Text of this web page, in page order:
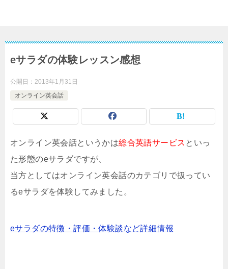
eサラダの体験レッスン感想
公開日： 2013年1月31日
オンライン英会話
オンライン英会話というかは総合英語サービス といっ
た形態のeサラダですが、
当方としてはオンライン英会話のカテゴリで扱ってい
るeサラダを体験してみました。
eサラダの特徴・評価・体験談など詳細情報